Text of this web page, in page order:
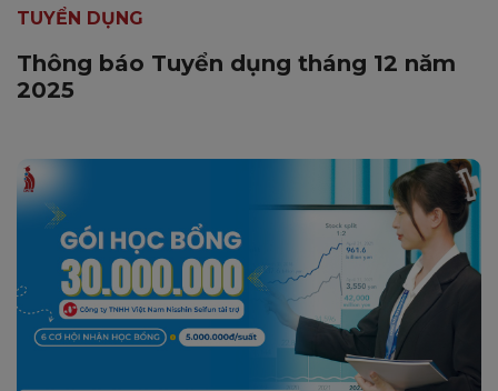
TUYỂN DỤNG
Thông báo Tuyển dụng tháng 12 năm
2025